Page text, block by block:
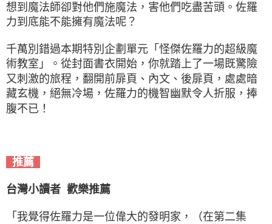
想到魔法師卻對他們施魔法，害他們吃盡苦頭。佐羅
力到底能不能擁有魔法呢？
千萬別錯過本期特別企劃單元「怪傑佐羅力的超級魔
術教室」。從封面書衣開始，你就踏上了一場既驚險
又刺激的旅程，翻開前扉頁、內文、後扉頁，處處暗
藏玄機，絕無冷場，佐羅力的機智幽默令人折服，捧
腹不已！
推薦
台灣小讀者 歡樂推薦
「我覺得佐羅力是一位偉大的發明家，（在第二集